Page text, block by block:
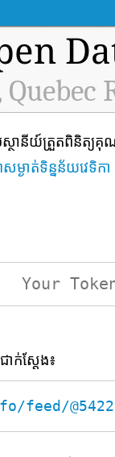
ស្ថានីយ៍ត្រួតពិនិ
ម្ងាត់ទិន្នន័យវេទិកា
ាក់ស្តែង៖
@5422/
.